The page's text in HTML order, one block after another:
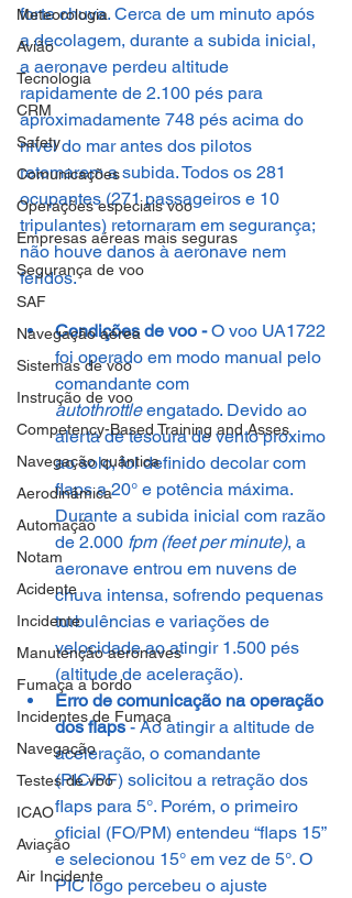
Meteorologia
Avião
Tecnologia
CRM
Safety
Comunicações
Operações especiais voo
Empresas aéreas mais seguras
Segurança de voo
SAF
Navegação aérea
Sistemas de voo
Instrução de voo
Competency-Based Training and Asses
Navegação quântica
Aerodinâmica
Automação
Notam
Acidente
Incidente
Manutenção aeronaves
Fumaça a bordo
Incidentes de Fumaça
Navegação
Testes de voo
ICAO
Aviação
Air Incidente
forte chuva. Cerca de um minuto após
a decolagem, durante a subida inicial,
a aeronave perdeu altitude
rapidamente de 2.100 pés para
aproximadamente 748 pés acima do
nível do mar antes dos pilotos
retomarem a subida. Todos os 281
ocupantes (271 passageiros e 10
tripulantes) retornaram em segurança;
não houve danos à aeronave nem
feridos.
Condições de voo - O voo UA1722
foi operado em modo manual pelo
comandante com
autothrottle engatado. Devido ao
alerta de tesoura de vento próximo
ao solo, foi definido decolar com
flaps a 20° e potência máxima.
Durante a subida inicial com razão
de 2.000 fpm (feet per minute), a
aeronave entrou em nuvens de
chuva intensa, sofrendo pequenas
turbulências e variações de
velocidade ao atingir 1.500 pés
(altitude de aceleração).
Erro de comunicação na operação
dos flaps - Ao atingir a altitude de
aceleração, o comandante
(PIC/PF) solicitou a retração dos
flaps para 5°. Porém, o primeiro
oficial (FO/PM) entendeu “flaps 15”
e selecionou 15° em vez de 5°. O
PIC logo percebeu o ajuste